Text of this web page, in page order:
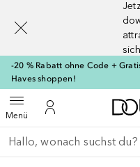
-20 % Rabatt ohne Code +
Haves shoppen!
MenüMenü öffnenZu Meinem
Gehe zurück
Suche ausführen